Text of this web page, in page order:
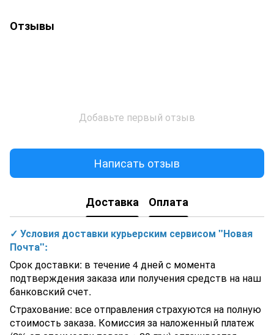
Отзывы
Добавьте первый отзыв
Написать отзыв
Доставка Оплата
✓ Условия доставки курьерским сервисом "Новая
Почта":
Срок доставки: в течение 4 дней с момента
подтверждения заказа или получения средств на наш
банковский счет.
Страхование: все отправления страхуются на полную
стоимость заказа. Комиссия за наложенный платеж